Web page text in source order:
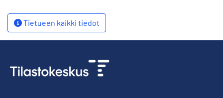
Tietueen kaikki tiedot